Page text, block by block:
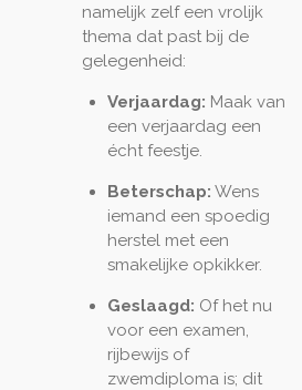
namelijk zelf een vrolijk
thema dat past bij de
gelegenheid:
Verjaardag: Maak van
een verjaardag een
écht feestje.
Beterschap: Wens
iemand een spoedig
herstel met een
smakelijke opkikker.
Geslaagd: Of het nu
voor een examen,
rijbewijs of
zwemdiploma is; dit